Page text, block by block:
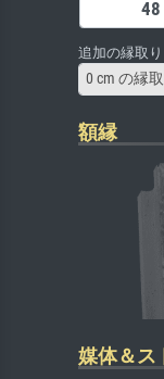
追加の縁取り
0 cm の縁
額縁
媒体＆ス